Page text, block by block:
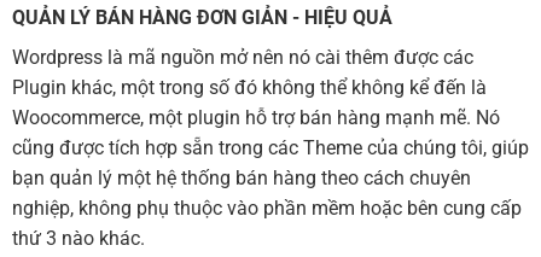
QUẢN LÝ BÁN HÀNG ĐƠN GIẢN - HIỆU QUẢ
Wordpress là mã nguồn mở nên nó cài thêm được các
Plugin khác, một trong số đó không thể không kể đến là
Woocommerce, một plugin hỗ trợ bán hàng mạnh mẽ. Nó
cũng được tích hợp sẵn trong các Theme của chúng tôi, giúp
bạn quản lý một hệ thống bán hàng theo cách chuyên
nghiệp, không phụ thuộc vào phần mềm hoặc bên cung cấp
thứ 3 nào khác.